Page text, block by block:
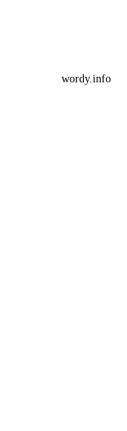
wordy.info